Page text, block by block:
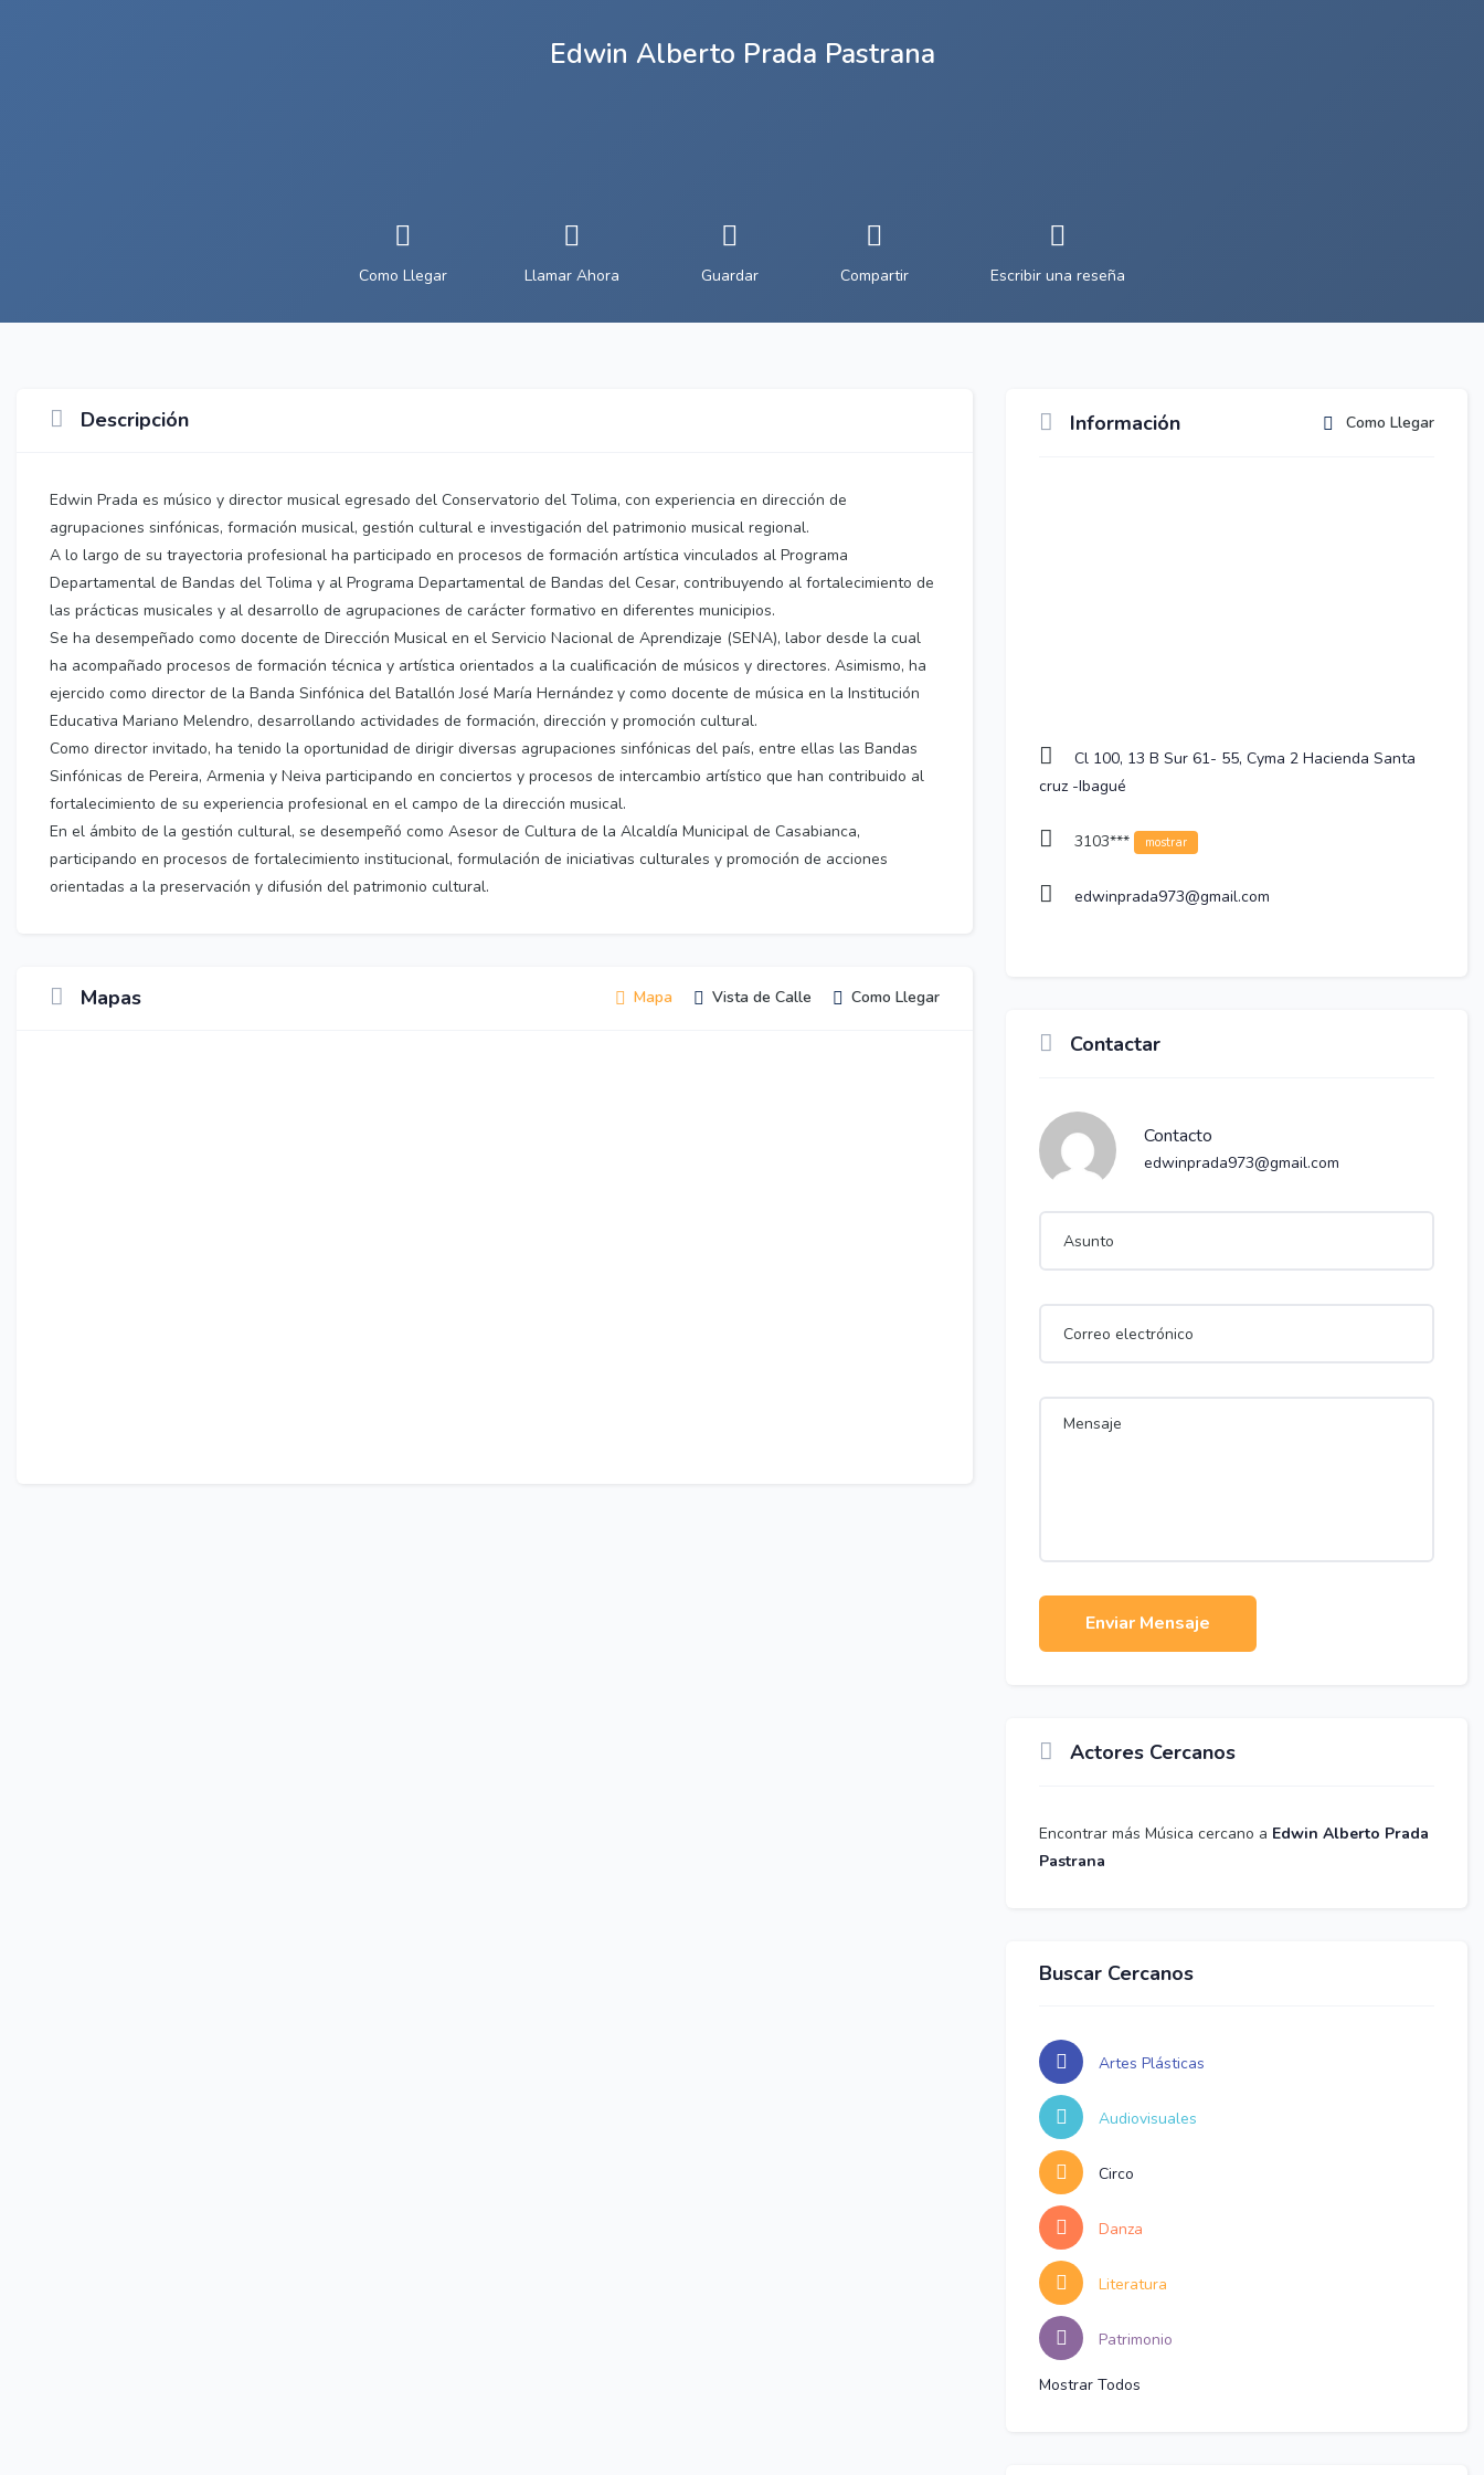
Edwin Alberto Prada Pastrana
Como Llegar Llamar Ahora Guardar Compartir Escribir una reseña
Descripción
Edwin Prada es músico y director musical egresado del Conservatorio del Tolima, con experiencia en dirección de
agrupaciones sinfónicas, formación musical, gestión cultural e investigación del patrimonio musical regional.
A lo largo de su trayectoria profesional ha participado en procesos de formación artística vinculados al Programa
Departamental de Bandas del Tolima y al Programa Departamental de Bandas del Cesar, contribuyendo al fortalecimiento de
las prácticas musicales y al desarrollo de agrupaciones de carácter formativo en diferentes municipios.
Se ha desempeñado como docente de Dirección Musical en el Servicio Nacional de Aprendizaje (SENA), labor desde la cual
ha acompañado procesos de formación técnica y artística orientados a la cualificación de músicos y directores. Asimismo, ha
ejercido como director de la Banda Sinfónica del Batallón José María Hernández y como docente de música en la Institución
Educativa Mariano Melendro, desarrollando actividades de formación, dirección y promoción cultural.
Como director invitado, ha tenido la oportunidad de dirigir diversas agrupaciones sinfónicas del país, entre ellas las Bandas
Sinfónicas de Pereira, Armenia y Neiva participando en conciertos y procesos de intercambio artístico que han contribuido al
fortalecimiento de su experiencia profesional en el campo de la dirección musical.
En el ámbito de la gestión cultural, se desempeñó como Asesor de Cultura de la Alcaldía Municipal de Casabianca,
participando en procesos de fortalecimiento institucional, formulación de iniciativas culturales y promoción de acciones
orientadas a la preservación y difusión del patrimonio cultural.
Mapas Mapa Vista de Calle Como Llegar
Información Como Llegar
Cl 100, 13 B Sur 61- 55, Cyma 2 Hacienda Santa
cruz -Ibagué
3103*** mostrar
edwinprada973@gmail.com
Contactar
Contacto
edwinprada973@gmail.com
Enviar Mensaje
Actores Cercanos
Encontrar más Música cercano a Edwin Alberto Prada
Pastrana
Buscar Cercanos
Artes Plásticas
Audiovisuales
Circo
Danza
Literatura
Patrimonio
Mostrar Todos